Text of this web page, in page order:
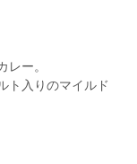
レー。
ト入りのマイルド